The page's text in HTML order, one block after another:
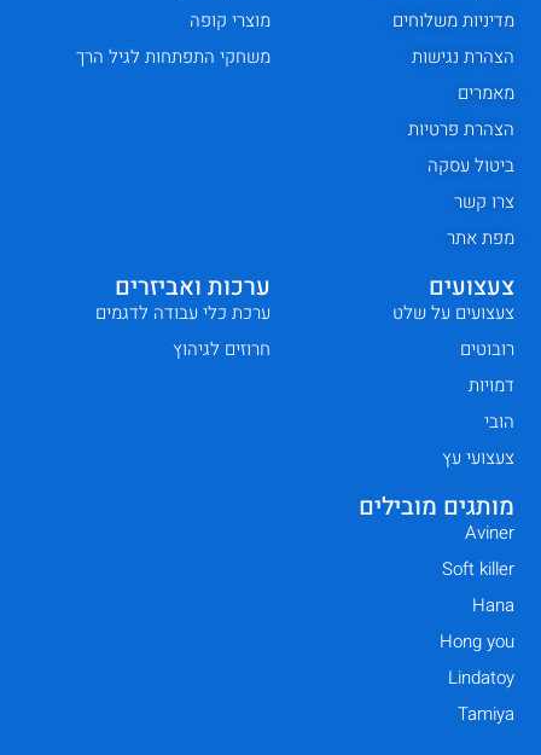
מדיניות משלוחים
הצהרת נגישות
מאמרים
הצהרת פרטיות
ביטול עסקה
צרו קשר
מפת אתר
מוצרי קופה
משחקי התפתחות לגיל הרך
צעצועים
צעצועים על שלט
רובוטים
דמויות
הובי
צעצועי עץ
ערכות ואביזרים
ערכת כלי עבודה לדגמים
חרוזים לגיהוץ
מותגים מובילים
Aviner
Soft killer
Hana
Hong you
Lindatoy
Tamiya